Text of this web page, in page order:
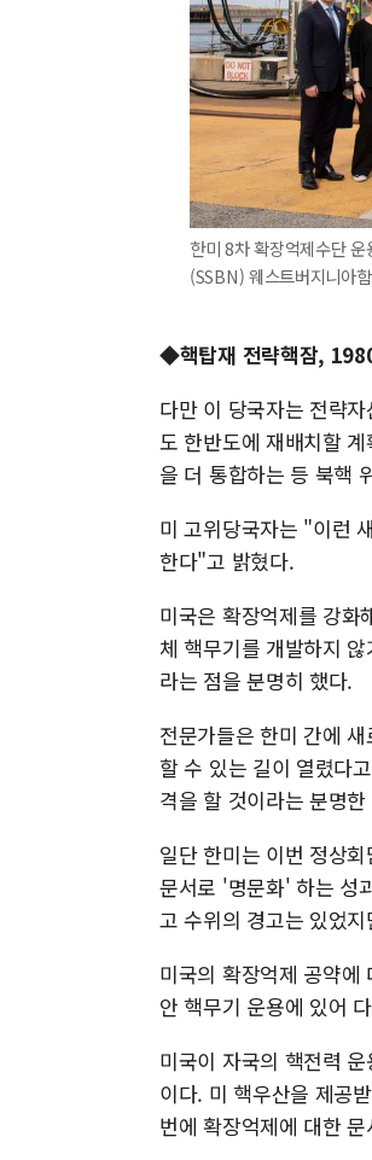
한미 8차 확장억제수단
(SSBN) 웨스트버지니아
◆핵탑재 전략핵잠,
다만 이 당국자는 전략
도 한반도에 재배치할
을 더 통합하는 등 북핵
미 고위당국자는 "이런
한다"고 밝혔다.
미국은 확장억제를 강화
체 핵무기를 개발하지
라는 점을 분명히 했다.
전문가들은 한미 간에
할 수 있는 길이 열렸다
격을 할 것이라는 분명
일단 한미는 이번 정상
문서로 '명문화' 하는 성
고 수위의 경고는 있었
미국의 확장억제 공약
안 핵무기 운용에 있어
미국이 자국의 핵전력
이다. 미 핵우산을 제공
번에 확장억제에 대한